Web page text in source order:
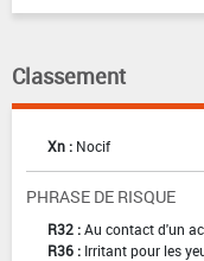
Classement
Xn : Nocif
PHRASE DE RISQUE
R32 :Au contact d'un
R36 : Irritant pour les